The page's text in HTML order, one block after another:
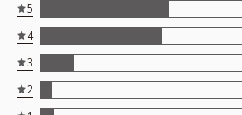
5
4
3
2